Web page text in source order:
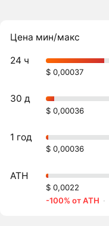
Цена мин/макс
24 ч
$ 0,00037
30 д
$ 0,00036
1 год
$ 0,00036
ATH
$ 0,0022
-100% от ATH ·